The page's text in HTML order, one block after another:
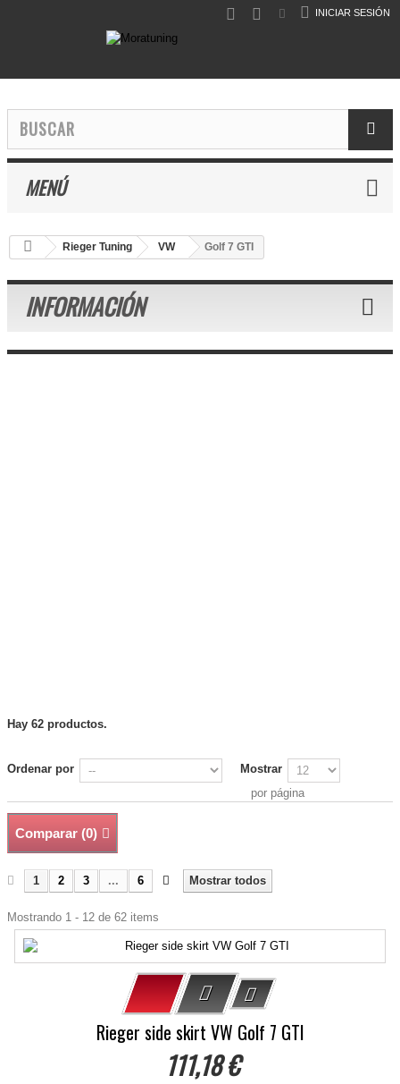
INICIAR SESIÓN
MENÚ
Rieger Tuning VW Golf 7 GTI
INFORMACIÓN
Hay 62 productos.
Ordenar por
Mostrar
por página
Comparar (0)
Mostrar todos
1 2 3 ... 6
Mostrando 1 - 12 de 62 items
Rieger side skirt VW Golf 7 GTI
111,18 €